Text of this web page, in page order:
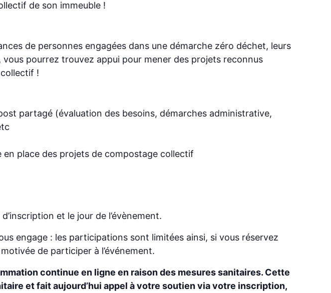
de son immeuble !
de personnes engagées dans une démarche zéro déchet, leurs
pourrez trouvez appui pour mener des projets reconnus
!
partagé (évaluation des besoins, démarches administrative,
en place des projets de compostage collectif
et le jour de l’évènement.
engage : les participations sont limitées ainsi, si vous réservez
de participer à l’événement.
continue en ligne en raison des mesures sanitaires. Cette
et fait aujourd’hui appel à votre soutien via votre inscription,